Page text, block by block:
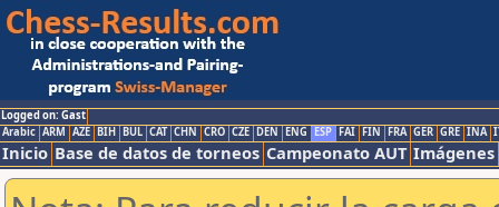
Logged on: Gast
Arabic ARM AZE BIH BUL CAT CHN CRO CZE DEN ENG ESP FAI FIN FRA GER GRE INA
Inicio Base de datos de torneos Campeonato AUT Imágenes